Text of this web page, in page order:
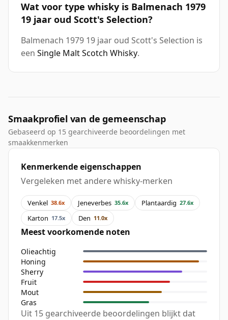
Wat voor type whisky is Balmenach 1979
19 jaar oud Scott's Selection?
Balmenach 1979 19 jaar oud Scott's Selection is
een Single Malt Scotch Whisky.
Smaakprofiel van de gemeenschap
Gebaseerd op 15 gearchiveerde beoordelingen met
smaakkenmerken
Kenmerkende eigenschappen
Vergeleken met andere whisky-merken
Venkel 38.6x Jeneverbes 35.6x Plantaardig 27.6x
Karton 17.5x Den 11.0x
Meest voorkomende noten
Olieachtig
Honing
Sherry
Fruit
Mout
Gras
Uit 15 gearchiveerde beoordelingen blijkt dat